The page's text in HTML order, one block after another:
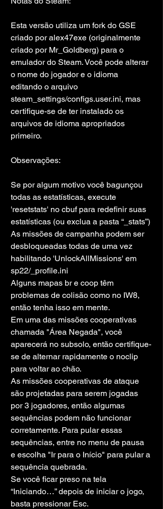
Esta versão utiliza um fork do GSE
criado por alex47exe (originalmente
criado por Mr_Goldberg) para o
emulador do Steam. Você pode alterar
o nome do jogador e o idioma
editando o arquivo
steam_settings/configs.user.ini, mas
certifique-se de ter instalado os
arquivos de idioma apropriados
primeiro.
Observações:
Se por algum motivo você bagunçou
todas as estatísticas, execute
'resetstats' no cbuf para redefinir suas
estatísticas (ou exclua a pasta “_stats”)
As missões de campanha podem ser
desbloqueadas todas de uma vez
habilitando 'UnlockAllMissions' em
sp22/_profile.ini
Alguns mapas br e coop têm
problemas de colisão como no IW8,
então tenha isso em mente.
Em uma das missões cooperativas
chamada "Área Negada", você
aparecerá no subsolo, então certifique-
se de alternar rapidamente o noclip
para voltar ao chão.
As missões cooperativas de ataque
são projetadas para serem jogadas
por 3 jogadores, então algumas
sequências podem não funcionar
corretamente. Para pular essas
sequências, entre no menu de pausa
e escolha "Ir para o Início" para pular a
sequência quebrada.
Se você ficar preso na tela
“Iniciando…” depois de iniciar o jogo,
basta pressionar Esc.